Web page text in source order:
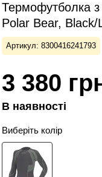
Термофутболка
Polar Bear,
Артикул: 8300416241793
3 380
В наявності
Виберіть колір